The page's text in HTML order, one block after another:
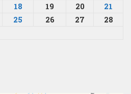
18 19 20
21
25 26 27
28